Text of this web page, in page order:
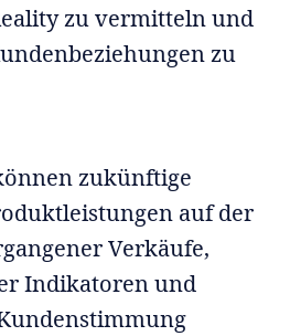
zu vermitteln und
zu
zukünftige
auf der
Verkäufe,
Indikatoren und